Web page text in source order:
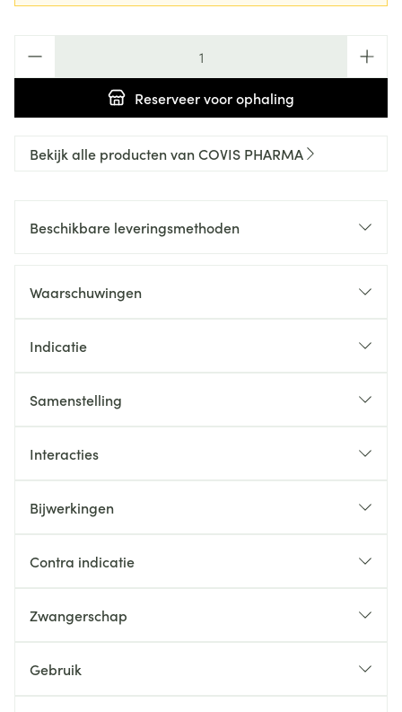
Reserveervoor ophaling
Bekijk alle producten van COVIS PHARMA
Beschikbare leveringsmethoden
Waarschuwingen
Indicatie
Samenstelling
Interacties
Bijwerkingen
Contra indicatie
Zwangerschap
Gebruik